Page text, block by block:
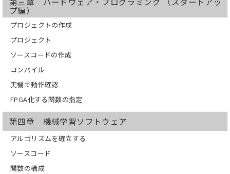
アルゴリズムの把握
FPGA化関数のトレース
プ編）
プロジェクトの作成
プロジェクト
ソースコードの作成
コンパイル
実機で動作確認
FPGA化する関数の指定
第四章 機械学習ソフトウェア
アルゴリズムを確立する
ソースコード
関数の構成